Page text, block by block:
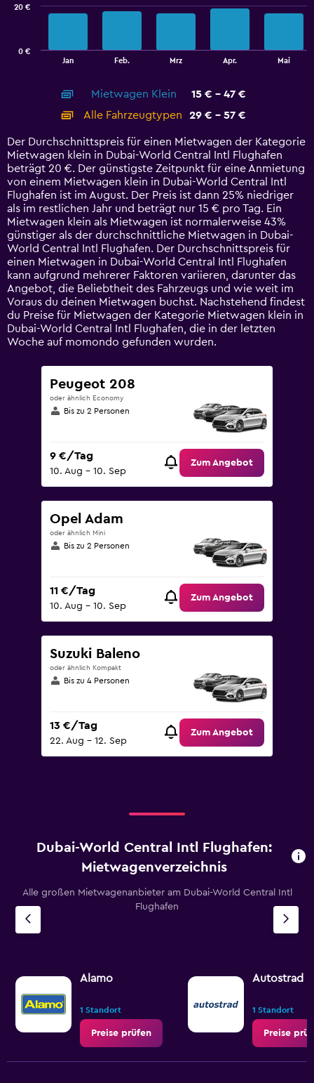
categories.
14
categories.
The
chart
has
1
Y
axis
displaying
values.
Range:
0
to
60.
Jan Feb. Mrz Apr. Mai
0 €
20 €
End
Mietwagen Klein
15 € - 47 €
Alle Fahrzeugtypen
29 € - 57 €
Der Durchschnittspreis für einen Mietwagen der Kategorie
Mietwagen klein in Dubai-World Central Intl Flughafen
beträgt 20 €. Der günstigste Zeitpunkt für eine Anmietung
von einem Mietwagen klein in Dubai-World Central Intl
Flughafen ist im August. Der Preis ist dann 25% niedriger
als im restlichen Jahr und beträgt nur 15 € pro Tag. Ein
Mietwagen klein als Mietwagen ist normalerweise 43%
günstiger als der durchschnittliche Mietwagen in Dubai-
World Central Intl Flughafen. Der Durchschnittspreis für
einen Mietwagen in Dubai-World Central Intl Flughafen
kann aufgrund mehrerer Faktoren variieren, darunter das
Angebot, die Beliebtheit des Fahrzeugs und wie weit im
Voraus du deinen Mietwagen buchst. Nachstehend findest
du Preise für Mietwagen der Kategorie Mietwagen klein in
Dubai-World Central Intl Flughafen, die in der letzten
Woche auf momondo gefunden wurden.
Peugeot 208
oder ähnlich Economy
Bis zu 2 Personen
9 €/Tag
10. Aug – 10. Sep
Zum Angebot
Opel Adam
oder ähnlich Mini
Bis zu 2 Personen
11 €/Tag
10. Aug – 10. Sep
Zum Angebot
Suzuki Baleno
oder ähnlich Kompakt
Bis zu 4 Personen
13 €/Tag
22. Aug – 12. Sep
Zum Angebot
Dubai-World Central Intl Flughafen:
Mietwagenverzeichnis
Alle großen Mietwagenanbieter am Dubai-World Central Intl
Flughafen
Alamo
1 Standort
Preise prüfen
Autostrad
1 Standort
Preise